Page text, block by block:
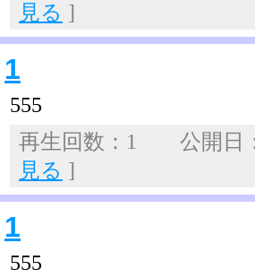
見る ]
1
555
再生回数：1 公開
見る ]
1
555